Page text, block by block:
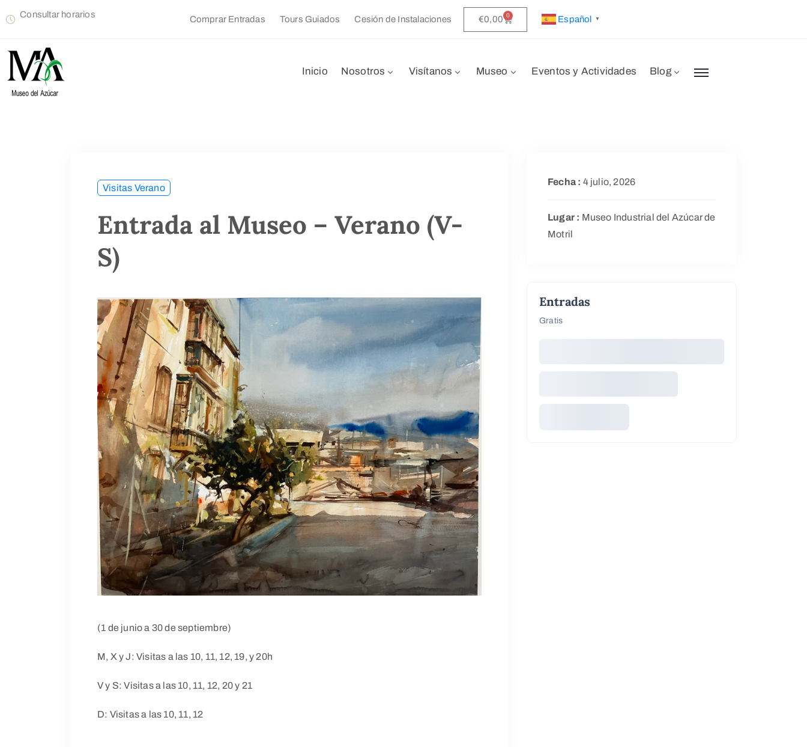
Consultar horarios Comprar Entradas Tours Guiados Cesión de Instalaciones €0,00 0 Español ▼
Inicio Nosotros Visítanos Museo Eventos y Actividades Blog
Visitas Verano
Entrada al Museo – Verano (V-
S)
(1 de junio a 30 de septiembre)
M, X y J: Visitas a las 10, 11, 12, 19, y 20h
V y S: Visitas a las 10, 11, 12, 20 y 21
D: Visitas a las 10, 11, 12
Fecha : 4 julio, 2026
Lugar : Museo Industrial del Azúcar de
Motril
Entradas
Gratis